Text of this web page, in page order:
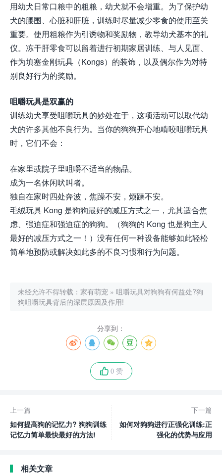
用幼犬日常口粮中的粗粮，幼犬就不会增重。为了保护幼
犬的腰围、心脏和肝脏，训练时尽量减少零食的使用至关
重要。使用粗粮作为引诱物和奖励物，教导幼犬基本的礼
仪。冻干肝零食可以留着进行初期家居训练、与人见面、
作为填塞金刚玩具（Kongs）的装饰，以及偶尔作为对特
别良好行为的奖励。
咀嚼玩具是双赢的
训练幼犬享受咀嚼玩具的妙处在于，这项活动可以取代幼
犬的许多其他不良行为。当你的狗狗开心地啃咬咀嚼玩具
时，它们不会：
在家里或院子里咀嚼不适当的物品。
成为一名休闲吠叫者。
独自在家时四处奔波，焦躁不安，烦躁不安。
毛绒玩具 Kong 是狗狗最好的减压方式之一，尤其适合焦
虑、强迫症和强迫症的狗狗。（狗狗的 Kong 也是狗主人
最好的减压方式之一！）没有任何一种设备能够如此轻松
简单地预防或解决如此多的不良习惯和行为问题。
未经允许不得转载： 家有萌宠 » 咀嚼玩具对狗狗有何益处?狗
狗咀嚼玩具背后的深层原因及作用!
分享到：
0 赞
上一篇
如何提高狗的记忆力? 狗狗训练
记忆力简单最快最好的方法!
下一篇
如何对狗狗进行正强化训练:正
强化的优势与应用
相关文章